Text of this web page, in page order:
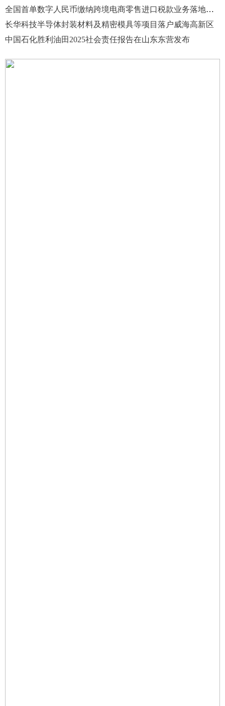
全国首单数字人民币缴纳跨境电商零售进口税款业务落地青岛
长华科技半导体封装材料及精密模具等项目落户威海高新区
中国石化胜利油田2025社会责任报告在山东东营发布